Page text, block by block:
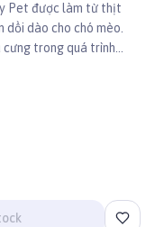
Pet được làm từ thịt
dào cho chó mèo.
trong quá trình